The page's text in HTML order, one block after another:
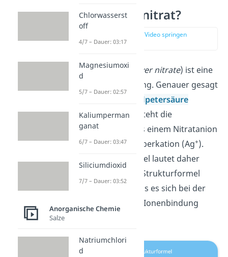
Was ist Silbernitrat?
zur Stelle im Video springen
(00:12)
Silbernitrat (engl. silver nitrate) ist eine
chemische Verbindung. Genauer gesagt
Salpetersäure
(HNO3). Deshalb besteht die
Verbindung auch aus einem Nitratanion
(NO
3
–) und einem Silberkation (Ag+).
Die Silbernitrat-Formel lautet daher
. Anhand der Strukturformel
kannst du sehen, dass es sich bei der
Verbindung um eine Ionenbindung
handelt.
Chlorwasserst
off
4/7 – Dauer: 03:17
Magnesiumoxi
d
5/7 – Dauer: 02:57
Kaliumperman
ganat
6/7 – Dauer: 03:47
Siliciumdioxid
7/7 – Dauer: 03:52
Anorganische Chemie
Salze
Natriumchlori
d